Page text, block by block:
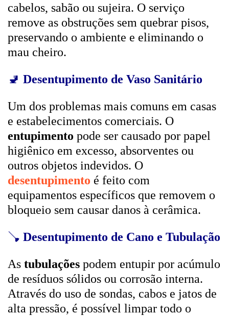
cabelos, sabão ou sujeira. O serviço
remove as obstruções sem quebrar pisos,
preservando o ambiente e eliminando o
mau cheiro.
🚽 Desentupimento de Vaso Sanitário
Um dos problemas mais comuns em casas
e estabelecimentos comerciais. O
entupimento pode ser causado por papel
higiênico em excesso, absorventes ou
outros objetos indevidos. O
desentupimento é feito com
equipamentos específicos que removem o
bloqueio sem causar danos à cerâmica.
🪠 Desentupimento de Cano e Tubulação
As tubulações podem entupir por acúmulo
de resíduos sólidos ou corrosão interna.
Através do uso de sondas, cabos e jatos de
alta pressão, é possível limpar todo o